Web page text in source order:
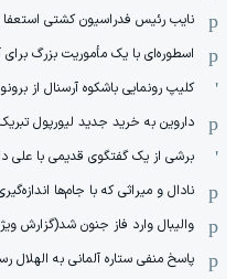
نایب رئیس فدراسیون کشتی استعفا
اسطوره‌ای با یک مأموریت بزرگ برای
کلیپ رونمایی باشکوه آرسنال از
داروین به خرید جدید لیورپول
برشی از یک گفتگوی قدیمی با علی
نادال و میراثی که با جام‌ها
والیبال وارد فاز جنون شد(گزارش
پاسخ منفی ستاره آلمانی به الهلال